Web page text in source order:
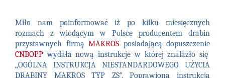
Miło nam poinformować iż po kilku miesięcznych
rozmach z wiodącym w Polsce producentem drabin
przystawnych firmą MAKROS posiadającą dopuszczenie
CNBOPP wydała nową instrukcje w której znalazło się
„OGÓLNA INSTRUKCJA NIESTANDARDOWEGO UŻYCIA
DRABINY MAKROS TYP ZS”. Poprawiona instrukcja